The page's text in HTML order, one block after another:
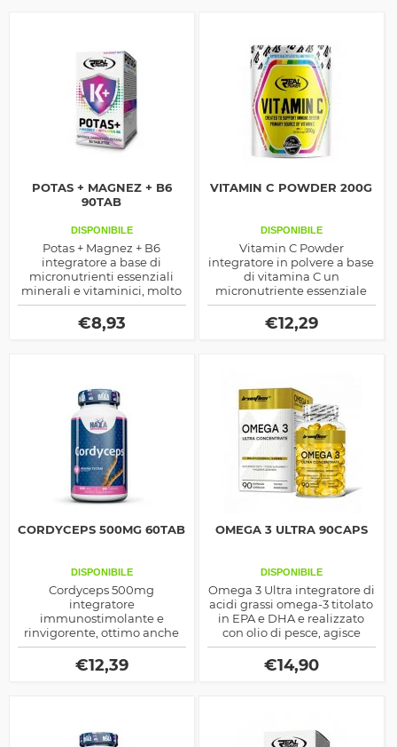
POTAS + MAGNEZ + B6
90TAB
DISPONIBILE
Potas + Magnez + B6
integratore a base di
micronutrienti essenziali
minerali e vitaminici, molto
utile come energetico e per
riequilibrare i liquidi nel
corpo
€8,93
VITAMIN C POWDER 200G
DISPONIBILE
Vitamin C Powder
integratore in polvere a base
di vitamina C un
micronutriente essenziale
sia per la salute che per lo
sport, ottimo come
immunostimolante e non
€12,29
CORDYCEPS 500MG 60TAB
DISPONIBILE
Cordyceps 500mg
integratore
immunostimolante e
rinvigorente, ottimo anche
per sostenere la funzionalità
epatica ed in generale il
benessere del corpo
€12,39
OMEGA 3 ULTRA 90CAPS
DISPONIBILE
Omega 3 Ultra integratore di
acidi grassi omega-3 titolato
in EPA e DHA e realizzato
con olio di pesce, agisce
come antiossidante,
energetico e di sostegno
benefico per l'organismo
€14,90